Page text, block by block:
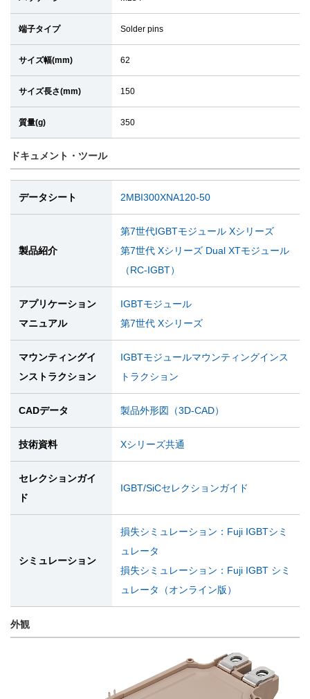
端子タイプ Solder pins
サイズ幅(mm) 62
サイズ長さ(mm) 150
質量(g) 350
ドキュメント・ツール
データシート 2MBI300XNA120-50
製品紹介
第7世代IGBTモジュール Xシリーズ
第7世代 Xシリーズ Dual XTモジュール
（RC-IGBT）
アプリケーション
マニュアル
IGBTモジュール
第7世代 Xシリーズ
マウンティングイ
ンストラクション
IGBTモジュールマウンティングインス
トラクション
CADデータ 製品外形図（3D-CAD）
技術資料 Xシリーズ共通
セレクションガイ
ド
IGBT/SiCセレクションガイド
シミュレーション
損失シミュレーション：Fuji IGBTシミ
ュレータ
損失シミュレーション：Fuji IGBT シミ
ュレータ（オンライン版）
外観